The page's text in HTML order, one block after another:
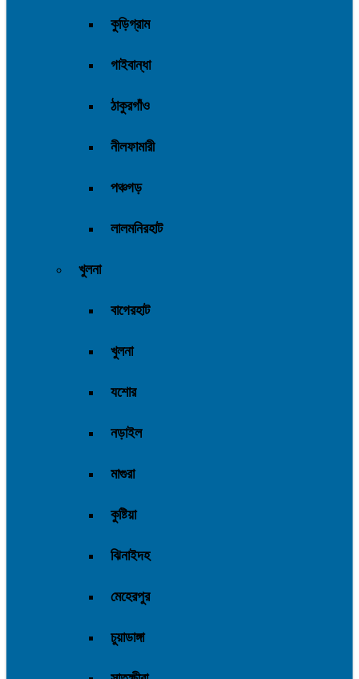
কুড়িগ্রাম
গাইবান্ধা
ঠাকুরগাঁও
নীলফামারী
পঞ্চগড়
লালমনিরহাট
খুলনা
বাগেরহাট
খুলনা
যশোর
নড়াইল
মাগুরা
কুষ্টিয়া
ঝিনাইদহ
মেহেরপুর
চুয়াডাঙ্গা